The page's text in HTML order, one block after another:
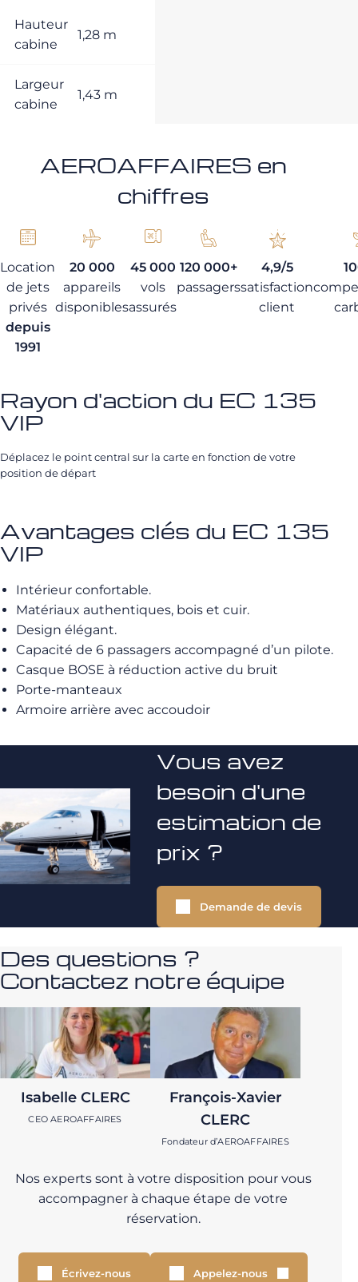
Hauteur
cabine
1,28 m
Largeur
cabine
1,43 m
AEROAFFAIRES en
chiffres
Location
de jets
privés
depuis
1991
20 000
appareils
disponibles
45 000
vols
assurés
120 000+
passagers
4,9/5
satisfaction
client
Rayon d'action du EC 135
VIP
Déplacez le point central sur la carte en fonction de votre
position de départ
Avantages clés du EC 135
VIP
Intérieur confortable.
Matériaux authentiques, bois et cuir.
Design élégant.
Capacité de 6 passagers accompagné d’un pilote.
Casque BOSE à réduction active du bruit
Porte-manteaux
Armoire arrière avec accoudoir
Vous avez
besoin d'une
estimation de
prix ?
Demande de devis
Des questions ?
Contactez notre équipe
Isabelle CLERC
CEO AEROAFFAIRES
François-Xavier
CLERC
Fondateur d’AEROAFFAIRES
Nos experts sont à votre disposition pour vous
accompagner à chaque étape de votre
réservation.
Écrivez-nous Appelez-nous